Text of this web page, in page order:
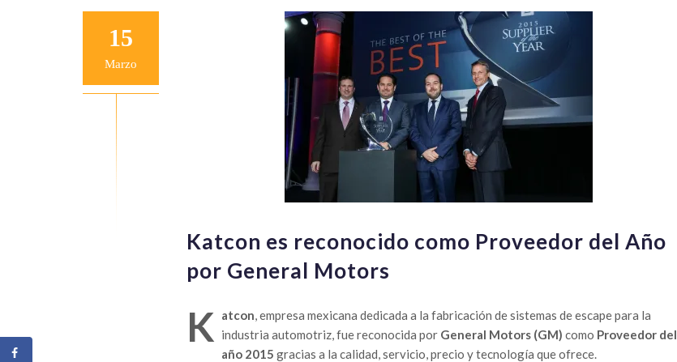
15
Marzo
Katcon es reconocido como Proveedor del Año
por General Motors
K atcon, empresa mexicana dedicada a la fabricación de sistemas de escape para la
industria automotriz, fue reconocida por General Motors (GM) como Proveedor del
año 2015 gracias a la calidad, servicio, precio y tecnología que ofrece.